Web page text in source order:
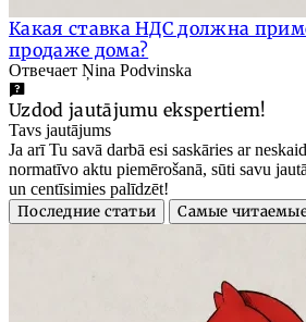
Какая ставка НДС должна
продаже дома?
Отвечает Ņina Podvinska
Uzdod jautājumu ekspertiem!
Tavs jautājums
Ja arī Tu savā darbā esi saskāries ar
normatīvo aktu piemērošanā, sūti savu
un centīsimies palīdzēt!
Последние статьи
Самые